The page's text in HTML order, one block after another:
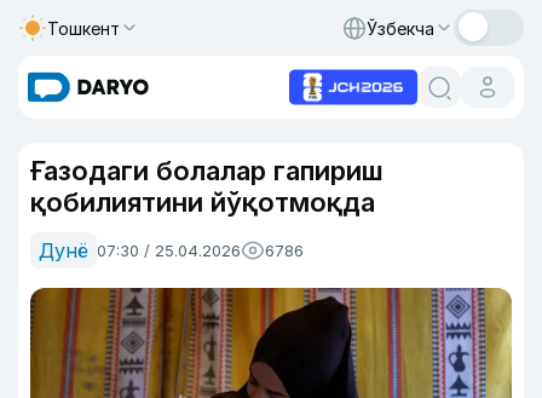
Тошкент Ўзбекча
Ғазодаги болалар гапириш
қобилиятини йўқотмоқда
Дунё 07:30 / 25.04.2026 6786